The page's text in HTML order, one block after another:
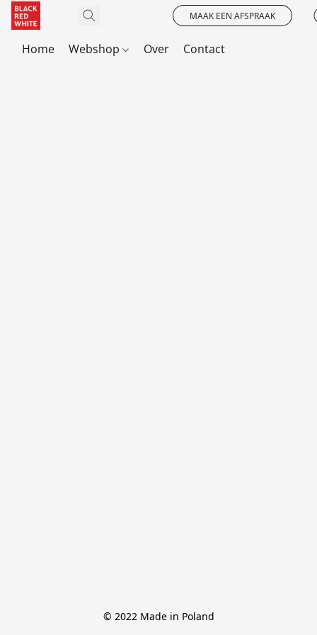
MAAK EEN AFSPRAAK
Home Webshop Over Contact
© 2022 Made in Poland